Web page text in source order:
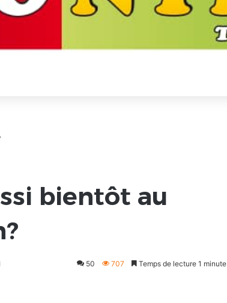
bientôt au
50 707 Temps de lecture 1 minute